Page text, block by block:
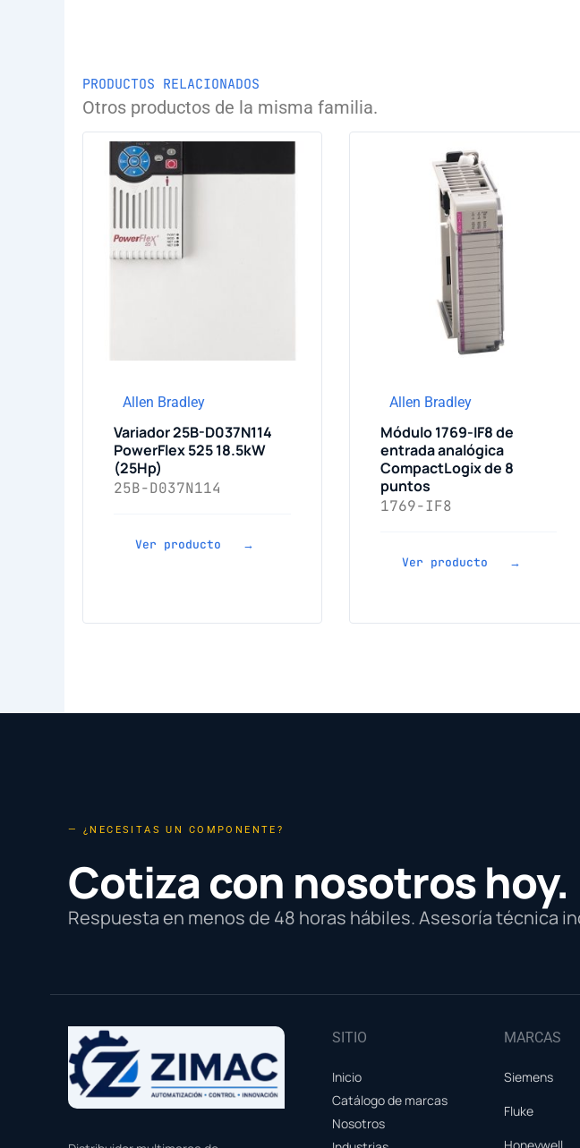
PRODUCTOS RELACIONADOS
Otros productos de la misma familia.
Allen Bradley
Variador 25B-D037N114
PowerFlex 525 18.5kW
(25Hp)
25B-D037N114
Ver producto →
Allen Bradley
Módulo 1769-IF8 de
entrada analógica
CompactLogix de 8
puntos
1769-IF8
Ver producto →
— ¿NECESITAS UN COMPONENTE?
Cotiza con nosotros hoy.
Respuesta en menos de 48 horas hábiles. Asesoría técnica
SITIO
Inicio
Catálogo de marcas
Nosotros
MARCAS
Siemens
Fluke